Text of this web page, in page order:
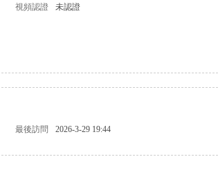
視頻認證 未認證
最後訪問 2026-3-29 19:44